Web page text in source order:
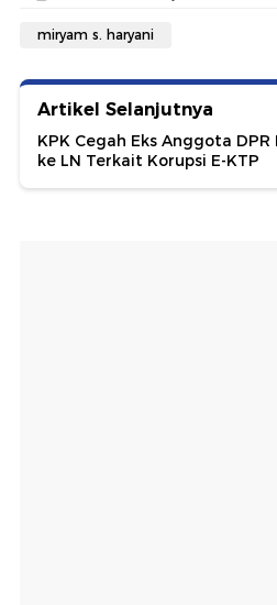
miryam s. haryani
Artikel Selanjutnya
KPK Cegah Eks Anggota
ke LN Terkait Korupsi E-KTP